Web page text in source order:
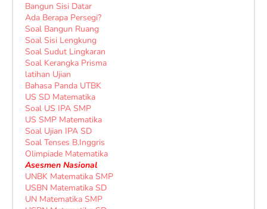
Bangun Sisi Datar
Ada Berapa Persegi?
Soal Bangun Ruang
Soal Sisi Lengkung
Soal Sudut Lingkaran
Soal Kerangka Prisma
latihan Ujian
Bahasa Panda UTBK
US SD Matematika
Soal US IPA SMP
US SMP Matematika
Soal Ujian IPA SD
Soal Tenses B.Inggris
Olimpiade Matematika
Asesmen Nasional
UNBK Matematika SMP
USBN Matematika SD
UN Matematika SMP